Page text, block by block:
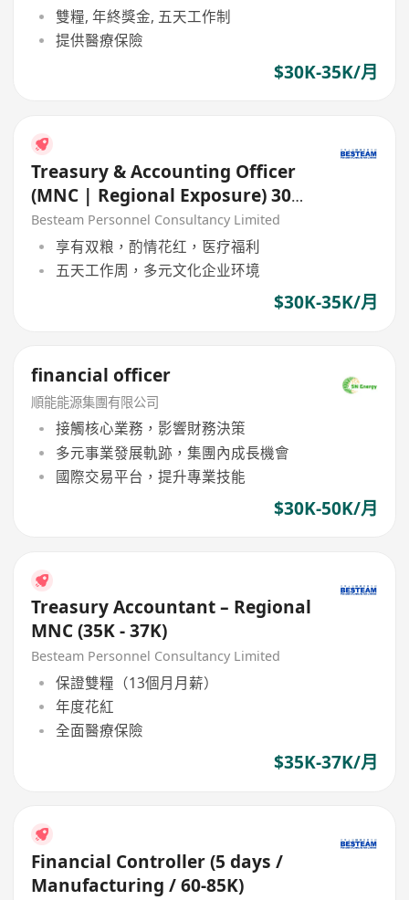
雙糧, 年終獎金, 五天工作制
提供醫療保險
$30K-35K/月
Treasury & Accounting Officer
(MNC | Regional Exposure) 30K
- 35K
Besteam Personnel Consultancy Limited
享有双粮，酌情花红，医疗福利
五天工作周，多元文化企业环境
$30K-35K/月
financial officer
順能能源集團有限公司
接觸核心業務，影響財務決策
多元事業發展軌跡，集團內成長機會
國際交易平台，提升專業技能
$30K-50K/月
Treasury Accountant – Regional
MNC (35K - 37K)
Besteam Personnel Consultancy Limited
保證雙糧（13個月月薪）
年度花紅
全面醫療保險
$35K-37K/月
Financial Controller (5 days /
Manufacturing / 60-85K)